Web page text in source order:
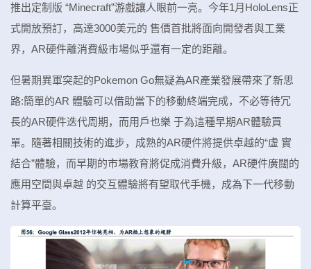
推出定制版 “Minecraft”游戲讓人眼前一亮。今年1月HoloLens正
式開放預訂，高達3000美元的 售價首批將面向開發者與工業
界，AR硬件離消費級市場似乎還有一定的距離。
但暑期異軍突起的Pokemon Go無疑為AR產業發展帶來了新思
路:簡單的AR 體驗可以借助當下的移動終端完成，不必等待冗
長的AR硬件迭代周期，而用戶也樂 于為這種早期AR體驗買
單。隨著相關技術的進步，成熟的AR硬件將提供卓越的“虛 實
結合”體驗，而早期的市場教育將促成消費升級，AR硬件廣闊的
應用空間與卓越 的交互體驗將有望取代手機，成為下一代移動
計算平臺。